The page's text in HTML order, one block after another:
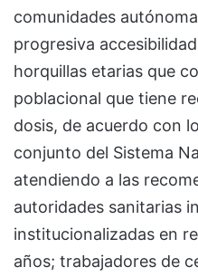
comunidades
progresiva
horquillas etarias que
poblacional que tiene
dosis, de acuerdo con
conjunto del Sistema
atendiendo a las
autoridades sanitarias
institucionalizadas en
años; trabajadores de